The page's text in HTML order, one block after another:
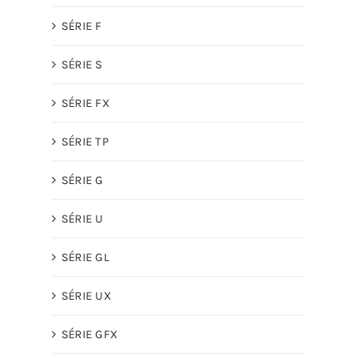
SÉRIE F
SÉRIE S
SÉRIE FX
SÉRIE TP
SÉRIE G
SÉRIE U
SÉRIE GL
SÉRIE UX
SÉRIE GFX